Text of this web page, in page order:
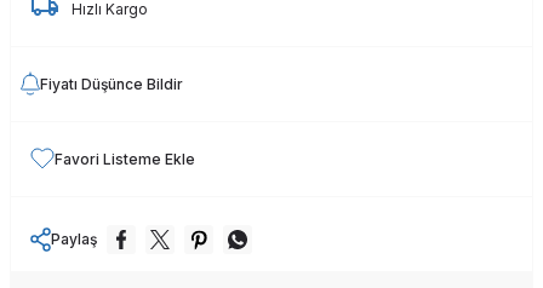
Hızlı Kargo
Fiyatı Düşünce Bildir
Favori Listeme Ekle
Paylaş